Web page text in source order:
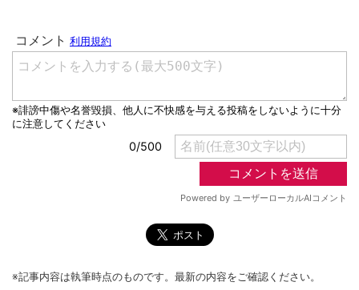
※記事内容は執筆時点のものです。最新の内容をご確認ください。